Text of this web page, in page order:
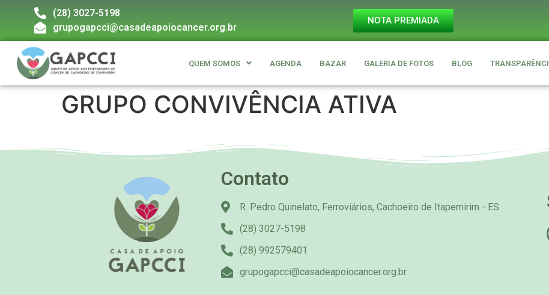
(28) 3027-5198
grupogapcci@casadeapoiocancer.org.br
NOTA PREMIADA
QUEM SOMOS AGENDA BAZAR GALERIA DE FOTOS BLOG
GRUPO CONVIVÊNCIA ATIVA
Contato
R. Pedro Quinelato, Ferroviários, Cachoeiro de Itapemirim - ES
(28) 3027-5198
(28) 992579401
grupogapcci@casadeapoiocancer.org.br